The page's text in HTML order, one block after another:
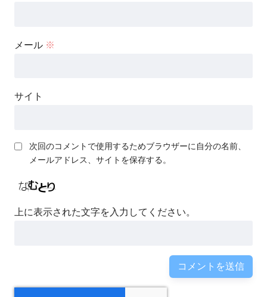
メール ※
サイト
次回のコメントで使用するためブラウザーに自分の名前、
メールアドレス、サイトを保存する。
上に表示された文字を入力してください。